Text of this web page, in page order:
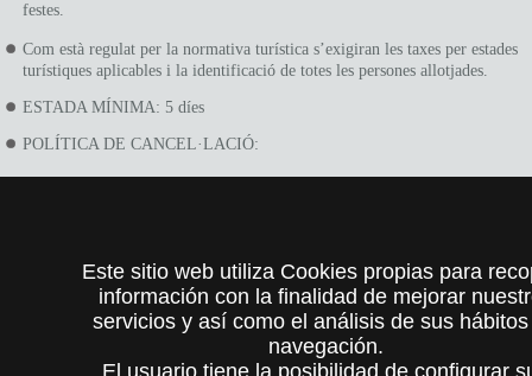
festes.
Com està regulat per la normativa turística s’exigiran les taxes per estades
turístiques aplicables i la identificació de totes les persones allotjades.
ESTADA MÍNIMA: 5 díes
POLÍTICA DE CANCEL·LACIÓ:
ZONA FORESTAL PROTEGIDA, NO PODEN ENCENDRE FOCS.
FUMAR: NOMÉS PERMÈS ALS JARDINS DOTATS DE CENDRERS.
CONSUM ENERGÍA: RAONABLE I CONTROLAT PELS USUARIS.
Este sitio web utiliza Cookies propias para
información con la finalidad de mejorar
servicios y así como el análisis de sus
navegación.
El usuario tiene la posibilidad de configurar